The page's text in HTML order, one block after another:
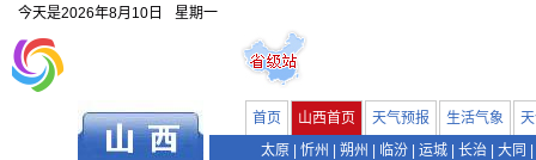
今天是2026年8月10日 星期一
首页 山西首页 天气预报 生活气象
太原
忻州 朔州 临汾 运城 长治 大同